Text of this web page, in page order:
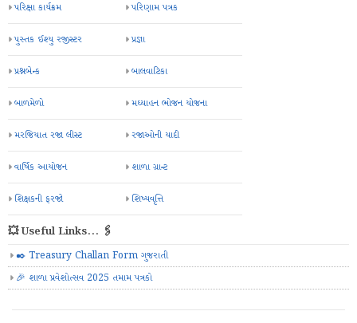
પરિક્ષા કાર્યક્રમ પરિણામ પત્રક
પુસ્તક ઈશ્યુ રજીસ્ટર પ્રજ્ઞા
પ્રશ્નબેન્ક બાલવાટિકા
બાળમેળો મઘ્યાહન ભોજન યોજના
મરજિયાત રજા લીસ્ટ રજાઓની યાદી
વાર્ષિક આયોજન શાળા ગ્રાન્ટ
શિક્ષકની ફરજો શિષ્યવૃત્તિ
💥 Useful Links... 🖇️
✒️ Treasury Challan Form ગુજરાતી
🎉 શાળા પ્રવેશોત્સવ 2025 તમામ પત્રકો